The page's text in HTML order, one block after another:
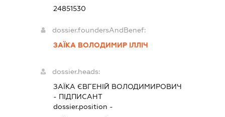
24851530
dossier.foundersAndBenef:
ЗАЇКА ВОЛОДИМИР ІЛЛІЧ
dossier.heads:
ЗАЇКА ЄВГЕНІЙ ВОЛОДИМИРОВИЧ
- ПІДПИСАНТ
dossier.position -